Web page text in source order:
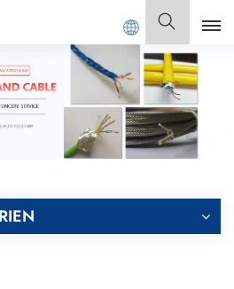
Co., Ltd. Deutsch
English
Français
Italiano